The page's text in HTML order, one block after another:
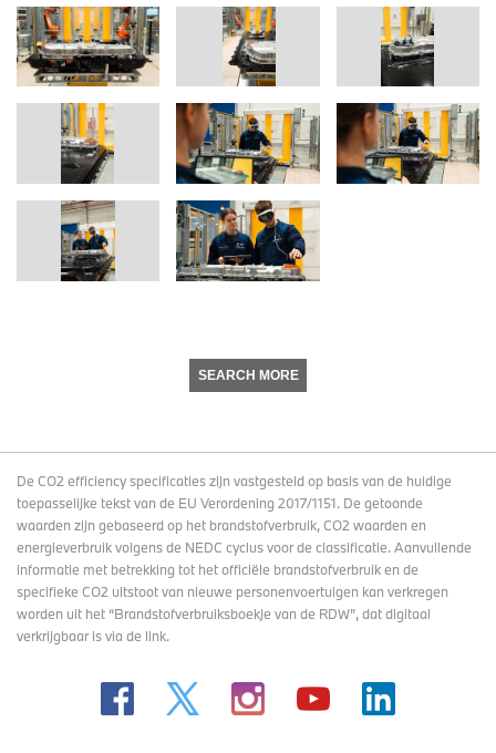
SEARCH MORE
De CO2 efficiency specificaties zijn vastgesteld op basis van de huidige
toepasselijke tekst van de EU Verordening 2017/1151. De getoonde
waarden zijn gebaseerd op het brandstofverbruik, CO2 waarden en
energieverbruik volgens de NEDC cyclus voor de classificatie. Aanvullende
informatie met betrekking tot het officiële brandstofverbruik en de
specifieke CO2 uitstoot van nieuwe personenvoertuigen kan verkregen
worden uit het “Brandstofverbruiksboekje van de RDW”, dat digitaal
verkrijgbaaris via de link.